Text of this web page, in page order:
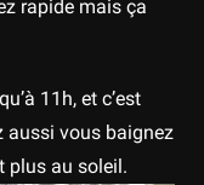
rapide mais ça
11h, et c’est
aussi vous baignez
plus au soleil.